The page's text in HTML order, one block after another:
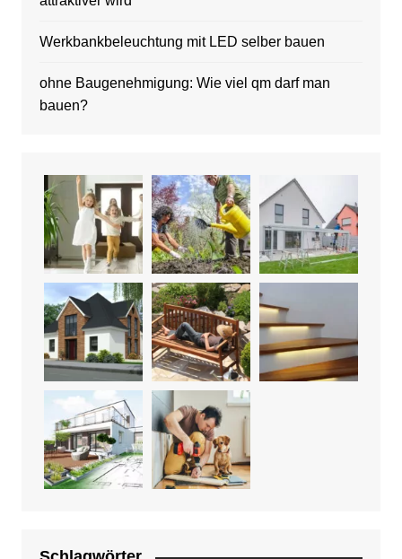
Werkbankbeleuchtung mit LED selber bauen
ohne Baugenehmigung: Wie viel qm darf man
bauen?